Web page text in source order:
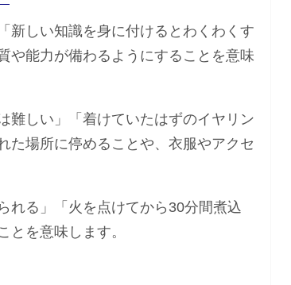
新しい知識を身に付けるとわくわくす
や能力が備わるようにすることを意味
難しい」「着けていたはずのイヤリン
た場所に停めることや、衣服やアクセ
れる」「火を点けてから30分間煮込
を意味します。